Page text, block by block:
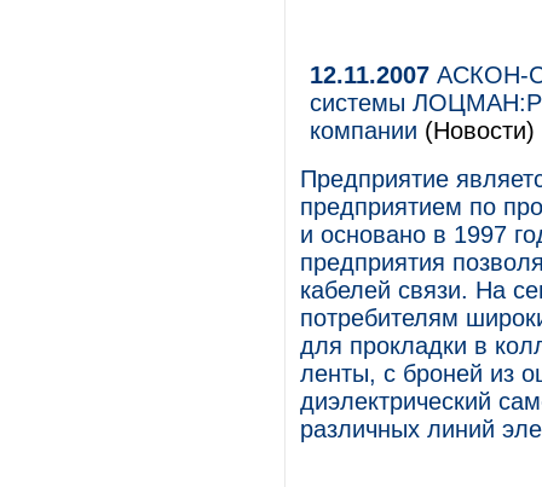
12.11.2007 АСКОН-
системы
компании (Новости)
Предприятие
предприятием по
и основано в 1997
предприятия
кабелей связи. На
потребителям
для прокладки в
ленты, с броней из
диэлектрический
различных линий